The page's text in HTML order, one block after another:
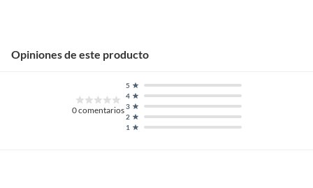
Opiniones de este producto
0comentarios
1
2
3
4
5